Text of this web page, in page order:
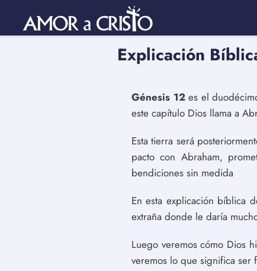
Explicación
Génesis 12es el
este capítulo Dios llama a
Esta tierra será
pacto con Abraham,
bendiciones sin medida
En esta explicación bíblica
extraña donde le daría
Luego veremos cómo Dios
veremos lo que significa ser